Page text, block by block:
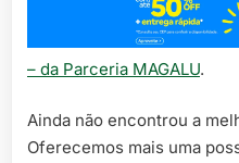
– da Parceria MAGALU.
Ainda não encontrou a
Oferecemos mais uma